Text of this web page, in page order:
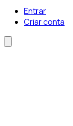
Entrar
Criar conta